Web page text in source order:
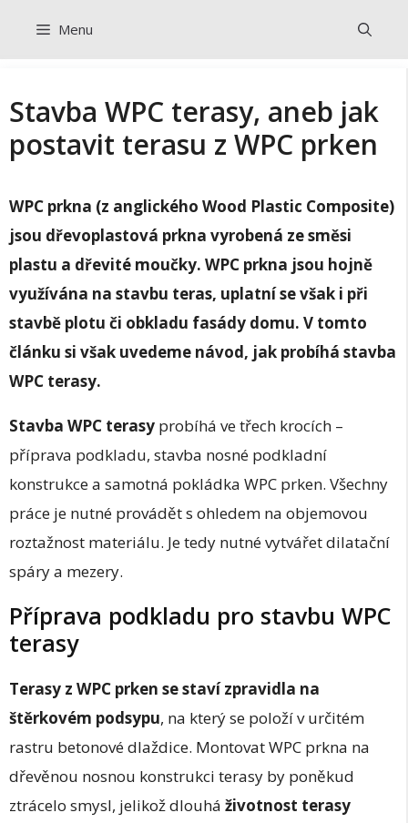
Menu
Stavba WPC terasy, aneb jak
postavit terasu z WPC prken
WPC prkna (z anglického Wood Plastic Composite)
jsou dřevoplastová prkna vyrobená ze směsi
plastu a dřevité moučky. WPC prkna jsou hojně
využívána na stavbu teras, uplatní se však i při
stavbě plotu či obkladu fasády domu. V tomto
článku si však uvedeme návod, jak probíhá stavba
WPC terasy.
Stavba WPC terasy probíhá ve třech krocích –
příprava podkladu, stavba nosné podkladní
konstrukce a samotná pokládka WPC prken. Všechny
práce je nutné provádět s ohledem na objemovou
roztažnost materiálu. Je tedy nutné vytvářet dilatační
spáry a mezery.
Příprava podkladu pro stavbu WPC
terasy
Terasy z WPC prken se staví zpravidla na
štěrkovém podsypu, na který se položí v určitém
rastru betonové dlaždice. Montovat WPC prkna na
dřevěnou nosnou konstrukci terasy by poněkud
ztrácelo smysl, jelikož dlouhá životnost terasy